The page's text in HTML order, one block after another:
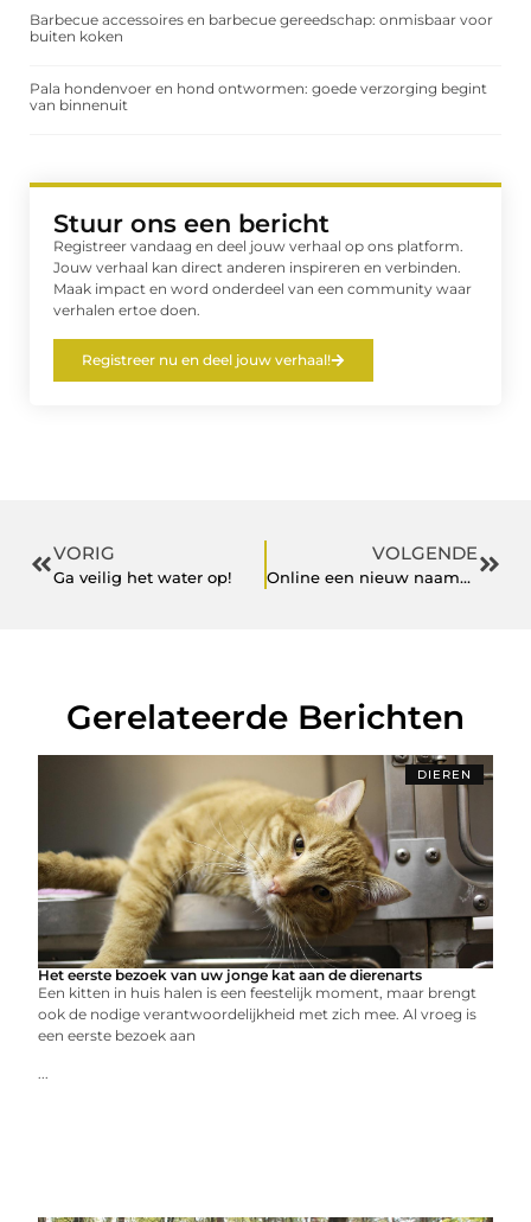
Barbecue accessoires en barbecue gereedschap: onmisbaar voor
buiten koken
Pala hondenvoer en hond ontwormen: goede verzorging begint
van binnenuit
Stuur ons een bericht
Registreer vandaag en deel jouw verhaal op ons platform.
Jouw verhaal kan direct anderen inspireren en verbinden.
Maak impact en word onderdeel van een community waar
verhalen ertoe doen.
Registreer nu en deel jouw verhaal!
VORIG
Ga veilig het water op!
VOLGENDE
Online een nieuw naambord bestellen, da’s een slim idee!
Gerelateerde Berichten
DIEREN
Het eerste bezoek van uw jonge kat aan de dierenarts
Een kitten in huis halen is een feestelijk moment, maar brengt
ook de nodige verantwoordelijkheid met zich mee. Al vroeg is
een eerste bezoek aan
...